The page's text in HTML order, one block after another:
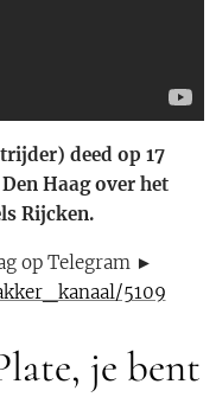
deed op 17
Haag over het
Rijcken.
op Telegram ►
5109
je bent